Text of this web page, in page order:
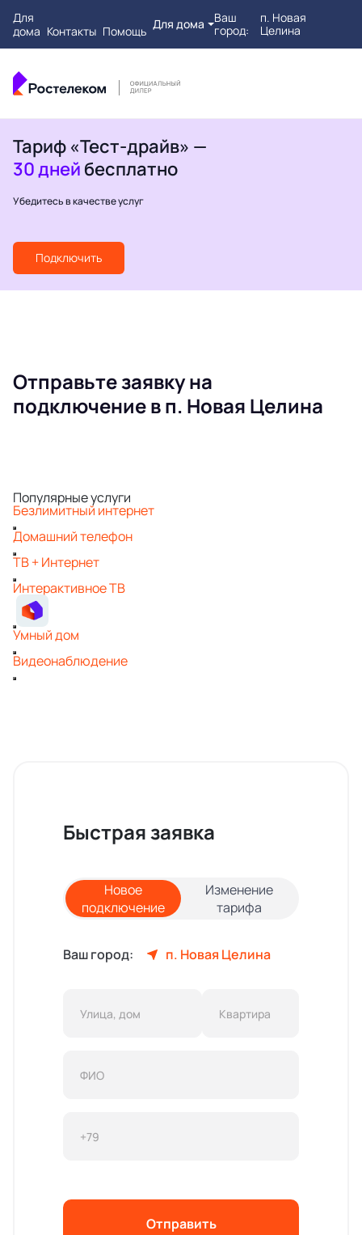
Для
дома Контакты Помощь Для дома
Ваш
город:
п. Новая
Целина
Тариф «Тест-драйв» —
30 дней бесплатно
Убедитесь в качестве услуг
Подключить
Отправьте заявку на
подключение в п. Новая Целина
Популярные услуги
Безлимитный интернет
Домашний телефон
ТВ + Интернет
Интерактивное ТВ
Умный дом
Видеонаблюдение
Быстрая заявка
Новое
подключение
Изменение
тарифа
Ваш город: п. Новая Целина
Отправить